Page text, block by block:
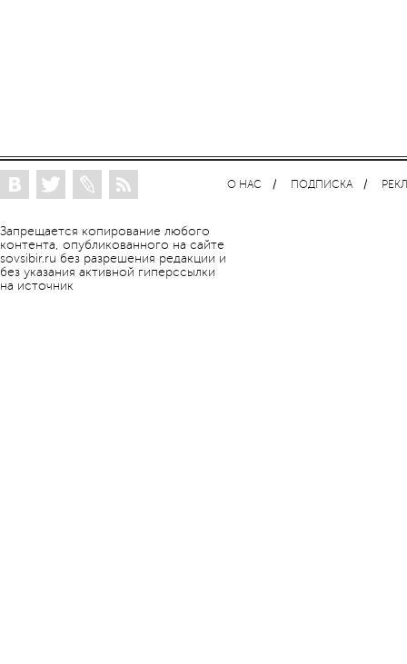
Запрещается копирование любого
контента, опубликованного на сайте
sovsibir.ru без разрешения редакции и
без указания активной гиперссылки
на источник
О НАС ПОДПИСКА